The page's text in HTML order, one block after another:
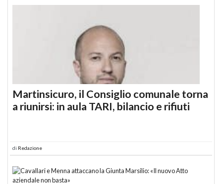
Martinsicuro, il Consiglio comunale torna
a riunirsi: in aula TARI, bilancio e rifiuti
di Redazione